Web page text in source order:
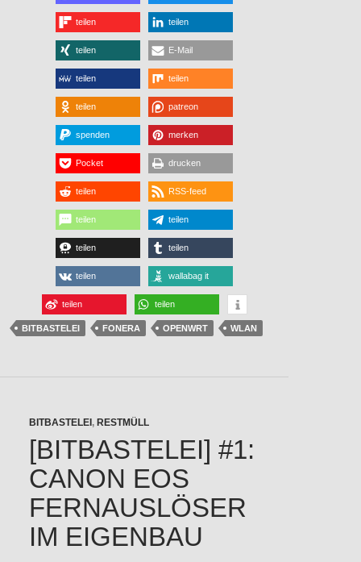
teilen teilen
teilen E-Mail
teilen teilen
teilen patreon
spenden merken
Pocket drucken
teilen RSS-feed
teilen teilen
teilen teilen
teilen wallabag it
teilen teilen
BITBASTELEI FONERA OPENWRT WLAN
BITBASTELEI , RESTMÜLL
[BITBASTELEI] #1:
CANON EOS
FERNAUSLÖSER
IM EIGENBAU